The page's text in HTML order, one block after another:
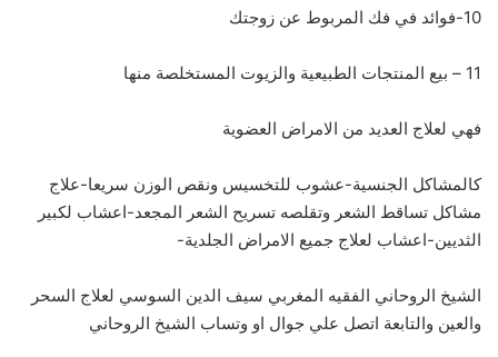
10-فوائد في فك المربوط عن زوجتك
11 – بيع المنتجات الطبيعية والزيوت المستخلصة منها
فهي لعلاج العديد من الامراض العضوية
كالمشاكل الجنسية-عشوب للتخسيس ونقص الوزن سريعا-علاج
مشاكل تساقط الشعر وتقلصه تسريح الشعر المجعد-اعشاب لكبير
الثديين-اعشاب لعلاج جميع الامراض الجلدية-
الشيخ الروحاني الفقيه المغربي سيف الدين السوسي لعلاج السحر
والعين والتابعة اتصل علي جوال او وتساب الشيخ الروحاني